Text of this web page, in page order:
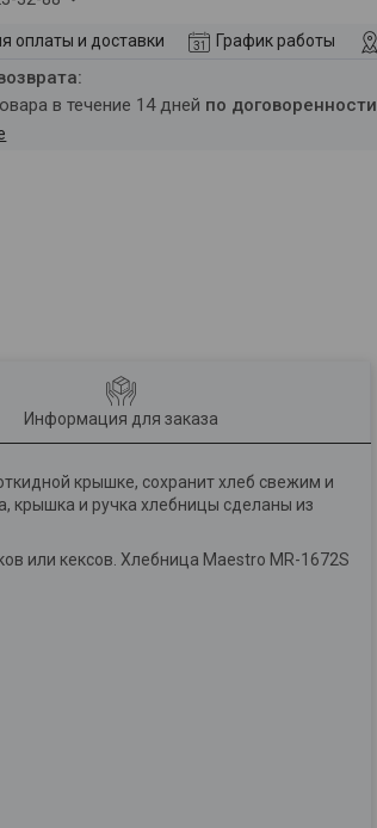
оплаты и доставки График работы
в течение 14 дней по договоренности
Информация для заказа
крышке, сохранит хлеб свежим и
крышка и ручка хлебницы сделаны из
или кексов. Хлебница Maestro MR-1672S